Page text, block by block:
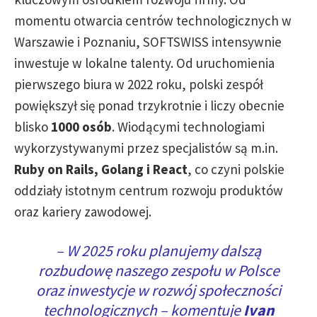
momentu otwarcia centrów technologicznych w
Warszawie i Poznaniu, SOFTSWISS intensywnie
inwestuje w lokalne talenty. Od uruchomienia
pierwszego biura w 2022 roku, polski zespół
powiększył się ponad trzykrotnie i liczy obecnie
blisko 1000 osób. Wiodącymi technologiami
wykorzystywanymi przez specjalistów są m.in.
Ruby on Rails, Golang i React, co czyni polskie
oddziały istotnym centrum rozwoju produktów
oraz kariery zawodowej.
– W 2025 roku planujemy dalszą
rozbudowę naszego zespołu w Polsce
oraz inwestycje w rozwój społeczności
technologicznych – komentujeIvan